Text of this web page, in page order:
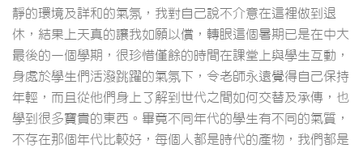
靜的環境及詳和的氣氛，我對自己說不介意在這裡做到退
休，結果上天真的讓我如願以償，轉眼這個暑期已是在中大
最後的一個學期，很珍惜僅餘的時間在課堂上與學生互動，
身處於學生們活潑跳躍的氣氛下，令老師永遠覺得自己保持
年輕，而且從他們身上了解到世代之間如何交替及承傳，也
學到很多寶貴的東西。畢竟不同年代的學生有不同的氣質，
不存在那個年代比較好，每個人都是時代的產物，我們都是